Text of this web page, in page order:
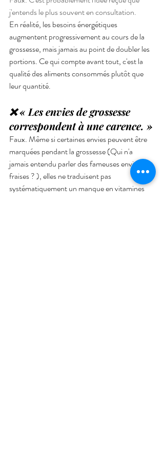
j'entends le plus souvent en consultation.
En réalité, les besoins énergétiques
augmentent progressivement au cours de la
grossesse, mais jamais au point de doubler les
portions. Ce qui compte avant tout, c'est la
qualité des aliments consommés plutôt que
leur quantité.
❌ « Les envies de grossesse
correspondent à une carence. »
Faux. Même si certaines envies peuvent être
marquées pendant la grossesse (Qui n'a
jamais entendu parler des fameuses envies de
fraises ? ), elles ne traduisent pas
systématiquement un manque en vitamines